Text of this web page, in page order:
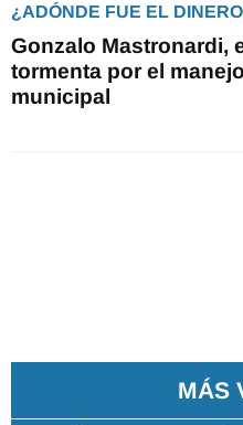
¿ADÓNDE FUE EL
Gonzalo Mastronardi,
tormenta por el
municipal
MÁS